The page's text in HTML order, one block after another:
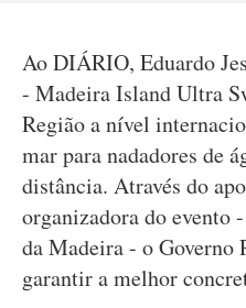
Ao DIÁRIO, Eduardo
- Madeira Island Ultra
Região a nível
mar para nadadores de
distância. Através do
organizadora do evento
da Madeira - o Governo
garantir a melhor